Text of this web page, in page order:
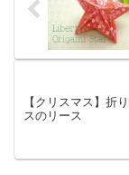
【クリスマス】折
スのリース